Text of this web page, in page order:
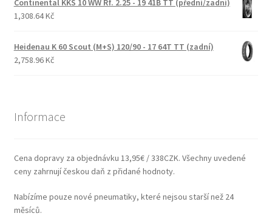
Continental KKS 10 WW Rf. 2.25 - 19 41B TT (přední/zadní)
1,308.64 Kč
Heidenau K 60 Scout (M+S) 120/90 - 17 64T TT (zadní)
2,758.96 Kč
Informace
Cena dopravy za objednávku 13,95€ / 338CZK. Všechny uvedené
ceny zahrnují českou daň z přidané hodnoty.
Nabízíme pouze nové pneumatiky, které nejsou starší než 24
měsíců.